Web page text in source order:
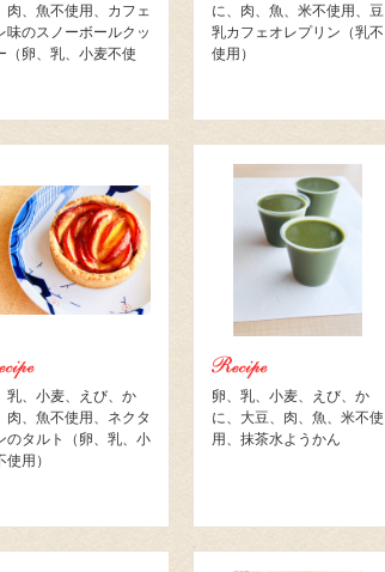
肉、魚不使用、カフェ
味のスノーボールクッ
（卵、乳、小麦不使
に、肉、魚、米不使用、豆
乳カフェオレプリン（乳不
使用）
乳、小麦、えび、か
肉、魚不使用、ネクタ
のタルト（卵、乳、小
使用）
卵、乳、小麦、えび、か
に、大豆、肉、魚、米不使
用、抹茶水ようかん